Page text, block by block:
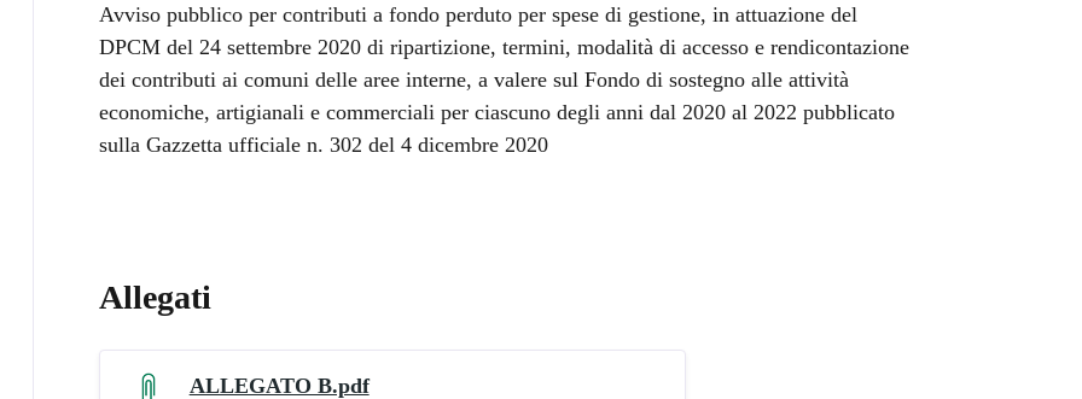
Avviso pubblico per contributi a fondo perduto per spese di gestione, in attuazione del
DPCM del 24 settembre 2020 di ripartizione, termini, modalità di accesso e rendicontazione
dei contributi ai comuni delle aree interne, a valere sul Fondo di sostegno alle attività
economiche, artigianali e commerciali per ciascuno degli anni dal 2020 al 2022 pubblicato
sulla Gazzetta ufficiale n. 302 del 4 dicembre 2020
Allegati
ALLEGATO B.pdf